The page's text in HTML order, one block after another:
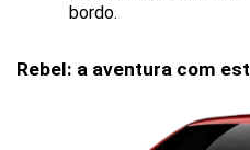
bordo.
Rebel: a aventura com